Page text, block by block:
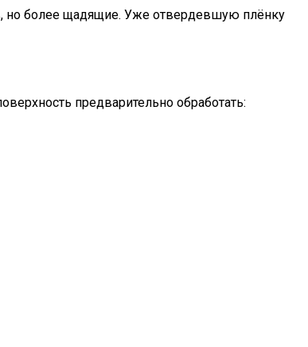
но более щадящие. Уже отвердевшую плёнку
предварительно обработать: